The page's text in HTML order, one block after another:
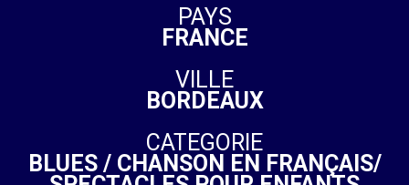
PAYS
FRANCE
VILLE
BORDEAUX
CATEGORIE
BLUES / CHANSON EN FRANÇAIS/